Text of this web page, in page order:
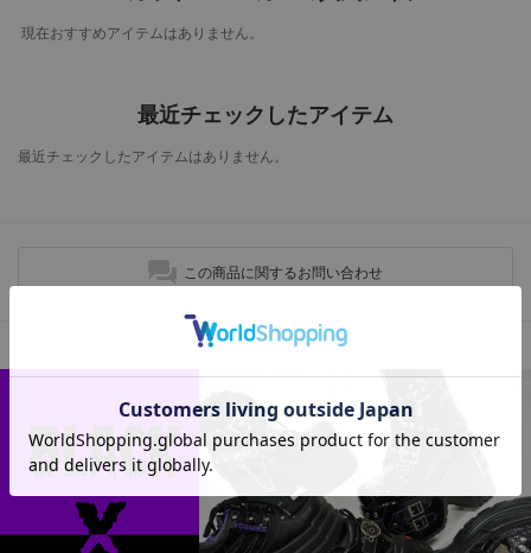
現在おすすめアイテムはありません。
最近チェックしたアイテム
最近チェックしたアイテムはありません。
この商品に関するお問い合わせ